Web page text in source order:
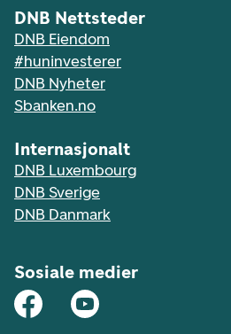
DNB Nettsteder
DNB Eiendom
#huninvesterer
DNB Nyheter
Sbanken.no
Internasjonalt
DNB Luxembourg
DNB Sverige
DNB Danmark
Sosiale medier